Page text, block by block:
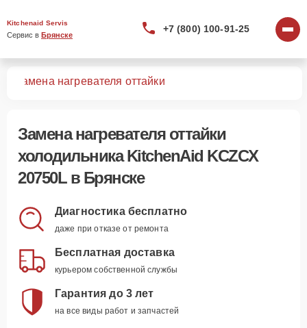
Kitchenaid Servis
Сервис в Брянске
+7 (800) 100-91-25
Замена нагревателя оттайки
Замена нагревателя оттайки
холодильника KitchenAid KCZCX
20750L в Брянске
Диагностика бесплатно
даже при отказе от ремонта
Бесплатная доставка
курьером собственной службы
Гарантия до 3 лет
на все виды работ и запчастей